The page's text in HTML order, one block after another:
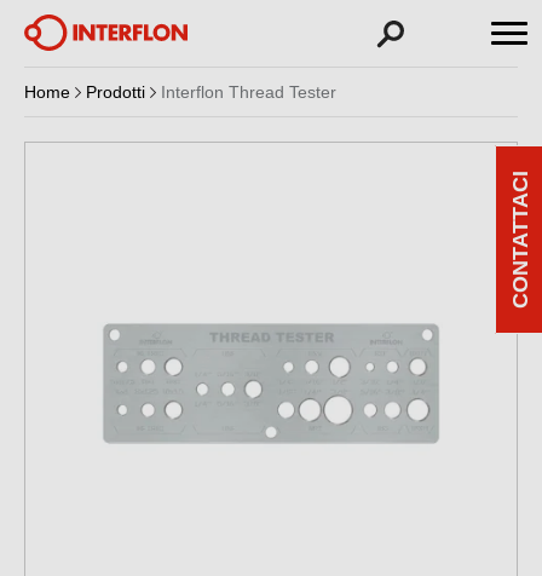
Home Prodotti Interflon Thread Tester
CONTATTACI